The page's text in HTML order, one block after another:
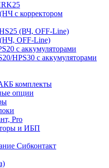
с корректором
(ВЧ, OFF-Line)
OFF-Line)
с аккумуляторами
HPS30 с аккумуляторами
комплекты
опции
Pro
и ИБП
Сибконтакт